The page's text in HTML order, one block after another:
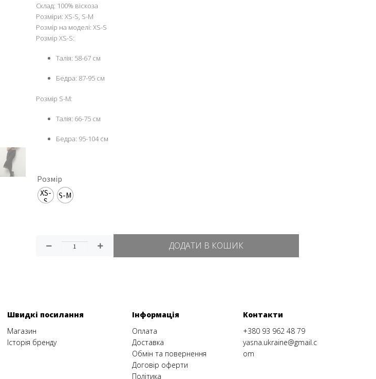
Склад: 100% віскоза
Розміри: XS-S, S-M
Розмір на моделі: XS-S
Розмір XS-S:
Талія: 58-67 см
Бедра: 87-95 см
Розмір S-M:
Талія: 66-75 см
Бедра: 95-104 см
Розмір
XS-
S
S-M
ДОДАТИ В КОШИК
Швидкі посилання
Магазин
Історія бренду
Інформація
Оплата
Доставка
Обмін та повернення
Договір оферти
Політика
Контакти
+380 93 962 48 79
yasna.ukraine@gmail.c
om